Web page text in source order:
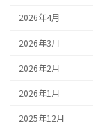
2026年4月
2026年3月
2026年2月
2026年1月
2025年12月